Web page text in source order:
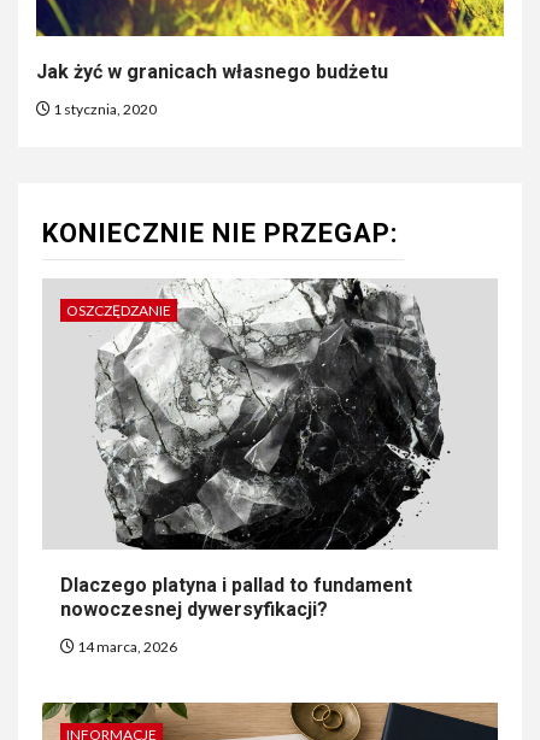
Jak żyć w granicach własnego budżetu
1 stycznia, 2020
KONIECZNIE NIE PRZEGAP:
OSZCZĘDZANIE
Dlaczego platyna i pallad to fundament
nowoczesnej dywersyfikacji?
14 marca, 2026
INFORMACJE